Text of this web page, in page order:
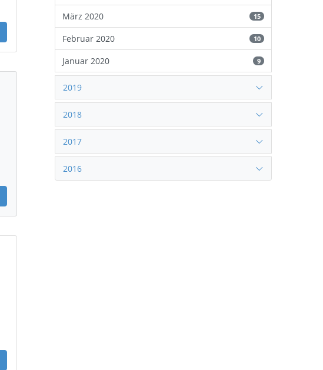
März 2020 15
Februar 2020 10
Januar 2020 9
2019
2018
2017
2016